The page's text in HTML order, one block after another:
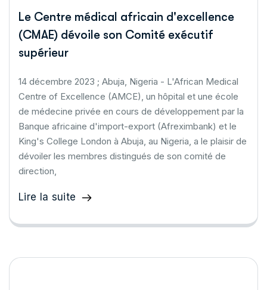
Le Centre médical africain d'excellence
(CMAE) dévoile son Comité exécutif
supérieur
14 décembre 2023 ; Abuja, Nigeria - L'African Medical
Centre of Excellence (AMCE), un hôpital et une école
de médecine privée en cours de développement par la
Banque africaine d'import-export (Afreximbank) et le
King's College London à Abuja, au Nigeria, a le plaisir de
dévoiler les membres distingués de son comité de
direction,
Lire la suite